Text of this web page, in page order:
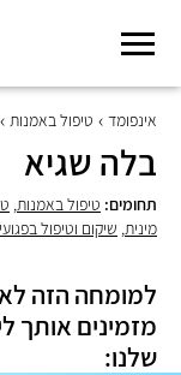
אינפומד טיפול באמנות
בלה שגיא
תחומים: טיפול באמנות,
מינית, שיקום וטיפול
למומחה הזה לא
מזמינים אותך
שלנו: